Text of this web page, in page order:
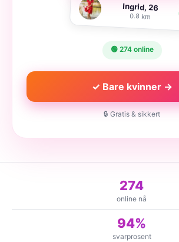
Ingrid, 26
0.8 km
🟢 274 online
✓ Bare kvinner →
🔒 Gratis & sikkert
274
online nå
94%
svarprosent